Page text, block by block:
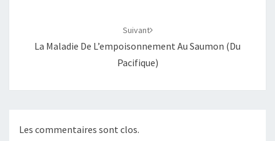
Suivant
La Maladie De L’empoisonnement Au Saumon (du
Pacifique)
Les commentaires sont clos.